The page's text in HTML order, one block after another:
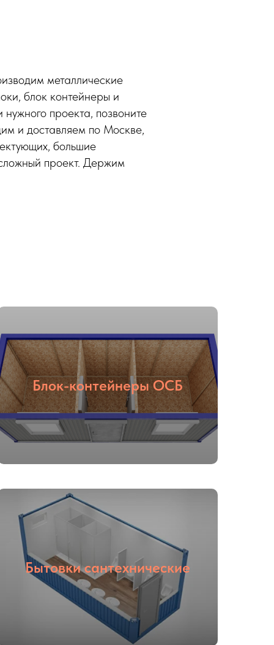
металлические
блок контейнеры и
проекта, позвоните
и доставляем по Москве,
большие
проект. Держим
Блок-контейнеры ОСБ
Бытовки сантехнические